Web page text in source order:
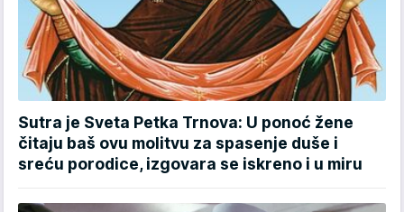
Sutra je Sveta Petka Trnova: U ponoć žene
čitaju baš ovu molitvu za spasenje duše i
sreću porodice, izgovara se iskreno i u miru